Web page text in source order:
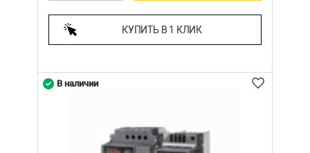
КУПИТЬ В 1 КЛИК
В наличии